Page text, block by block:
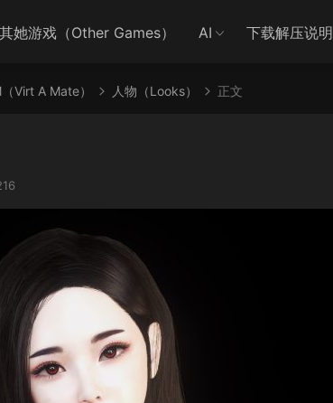
其她游戏（Other Games） AI 下载解压说明
Virt A Mate） 人物（Looks） 正文